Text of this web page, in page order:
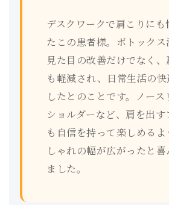
デスクワークで肩こりに
たこの患者様。ボトックス
見た目の改善だけでなく
も軽減され、日常生活の
したとのことです。ノース
ショルダーなど、肩を出
も自信を持って楽しめる
しゃれの幅が広がったと
ました。